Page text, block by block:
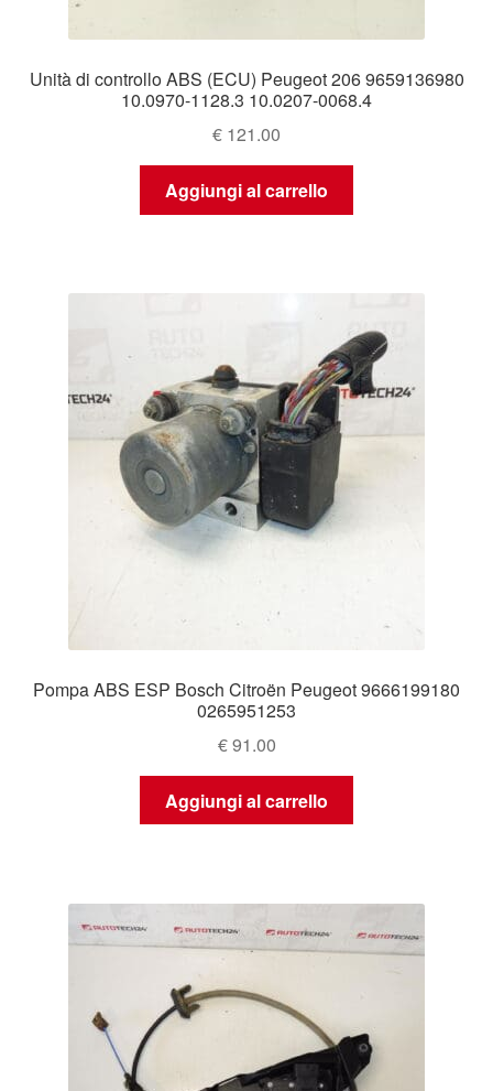
Unità di controllo ABS (ECU) Peugeot 206 9659136980
10.0970-1128.3 10.0207-0068.4
€ 121.00
Aggiungi al carrello
Pompa ABS ESP Bosch Citroën Peugeot 9666199180
0265951253
€91.00
Aggiungi al carrello